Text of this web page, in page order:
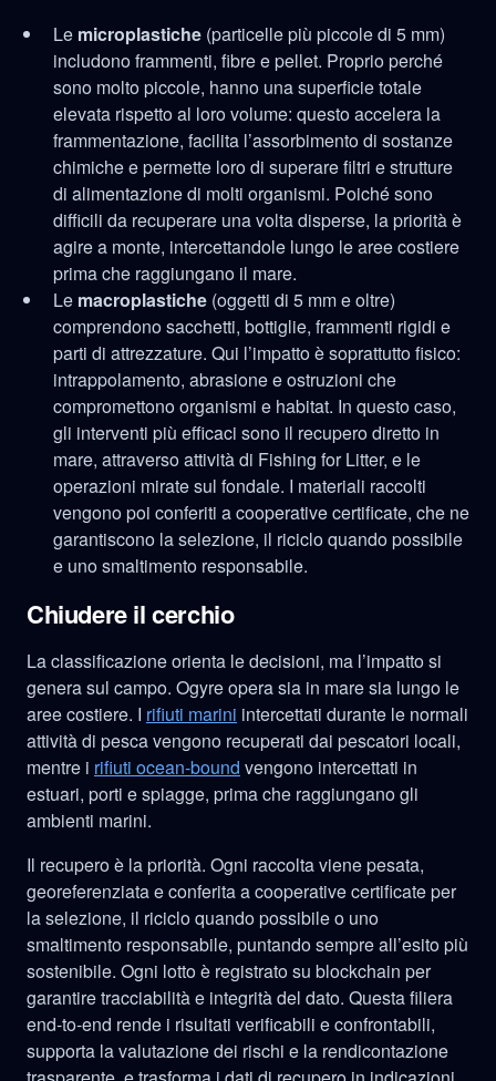
Le microplastiche (particelle più piccole di 5 mm)
includono frammenti, fibre e pellet. Proprio perché
sono molto piccole, hanno una superficie totale
elevata rispetto al loro volume: questo accelera la
frammentazione, facilita l’assorbimento di sostanze
chimiche e permette loro di superare filtri e strutture
di alimentazione di molti organismi. Poiché sono
difficili da recuperare una volta disperse, la priorità è
agire a monte, intercettandole lungo le aree costiere
prima che raggiungano il mare.
Le macroplastiche (oggetti di 5 mm e oltre)
comprendono sacchetti, bottiglie, frammenti rigidi e
parti di attrezzature. Qui l’impatto è soprattutto fisico:
intrappolamento, abrasione e ostruzioni che
compromettono organismi e habitat. In questo caso,
gli interventi più efficaci sono il recupero diretto in
mare, attraverso attività di Fishing for Litter, e le
operazioni mirate sul fondale. I materiali raccolti
vengono poi conferiti a cooperative certificate, che ne
garantiscono la selezione, il riciclo quando possibile
e uno smaltimento responsabile.
Chiudere il cerchio
La classificazione orienta le decisioni, ma l’impatto si
genera sul campo. Ogyre opera sia in mare sia lungo le
aree costiere. I rifiuti marini intercettati durante le normali
attività di pesca vengono recuperati dai pescatori locali,
mentre i rifiuti ocean‑bound vengono intercettati in
estuari, porti e spiagge, prima che raggiungano gli
ambienti marini.
Il recupero è la priorità. Ogni raccolta viene pesata,
georeferenziata e conferita a cooperative certificate per
la selezione, il riciclo quando possibile o uno
smaltimento responsabile, puntando sempre all’esito più
sostenibile. Ogni lotto è registrato su blockchain per
garantire tracciabilità e integrità del dato. Questa filiera
end‑to‑end rende i risultati verificabili e confrontabili,
supporta la valutazione dei rischi e la rendicontazione